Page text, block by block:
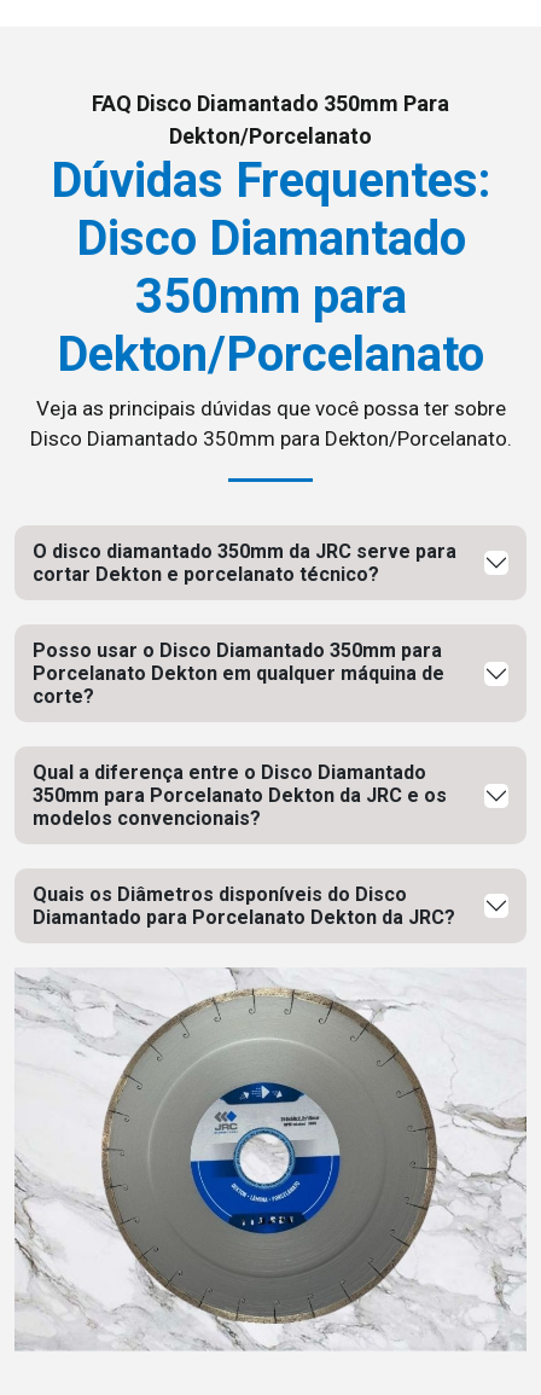
FAQ Disco Diamantado 350mm Para
Dekton/Porcelanato
Dúvidas Frequentes:
Disco Diamantado
350mm para
Dekton/Porcelanato
Veja as principais dúvidas que você possa ter sobre
Disco Diamantado 350mm para Dekton/Porcelanato.
O disco diamantado 350mm da JRC serve para
cortar Dekton e porcelanato técnico?
Posso usar o Disco Diamantado 350mm para
Porcelanato Dekton em qualquer máquina de
corte?
Qual a diferença entre o Disco Diamantado
350mm para Porcelanato Dekton da JRC e os
modelos convencionais?
Quais os Diâmetros disponíveis do Disco
Diamantado para Porcelanato Dekton da JRC?